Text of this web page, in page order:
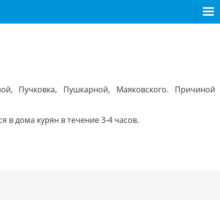
Пучковка, Пушкарной, Маяковского. Причиной
в дома курян в течение 3-4 часов.